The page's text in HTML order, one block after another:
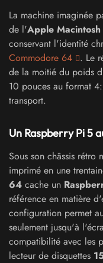
La machine imaginée
de l'Apple
conservant l'identité
Commodore 64
. Le
de la moitié du poids
10 pouces au format
transport.
Un Raspberry Pi 5
Sous son châssis rétro
imprimé en une
64 cache un
référence en matière
configuration permet
seulement jusqu'à
compatibilité avec les
lecteur de disquettes